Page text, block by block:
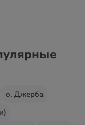
о. Джерба